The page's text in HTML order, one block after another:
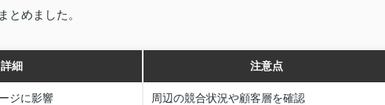
とめました。
詳細 注意点
ジに影響 周辺の競合状況や顧客層を確認